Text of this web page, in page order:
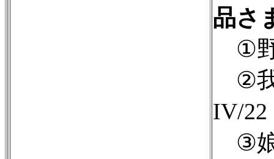
品さ
①野
②我
IV/22
③娘